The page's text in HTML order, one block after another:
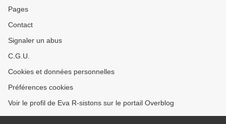
Pages
Contact
Signaler un abus
C.G.U.
Cookies et données personnelles
Préférences cookies
Voir le profil de Eva R-sistons sur le portail Overblog